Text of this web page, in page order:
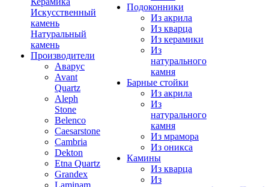
Искусственный
камень
Натуральный
камень
Производители
Аварус
Avant
Quartz
Aleph
Stone
Belenco
Caesarstone
Cambria
Dekton
Etna Quartz
Grandex
Laminam
Подоконники
Из акрила
Из кварца
Из керамики
Из
натурального
камня
Барные стойки
Из акрила
Из
натурального
камня
Из мрамора
Из оникса
Камины
Из кварца
Из